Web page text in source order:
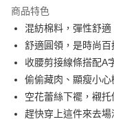
流程，驗證手機門號後，
成交易。
3.實際核准額度、可分期
4.訂單成立30分鐘內，如
法說明評估內容。
【繳款方式說明】
1.分期款項不併入電信帳
醒簡訊。
2.透過簡訊連結打開帳單
【關於「AFTEE先享後付」
AFTEE先享後付是「在收
便利好安心！
１．簡單：不需註冊會員
２．便利：只要手機號碼
３．安心：先確認商品／
【「AFTEE先享後付」結
１．於結帳方式選擇「
ATM付款
全家取貨付款
每筆NT$70，滿
付款後全家取貨
商品特色
混紡棉料，彈性舒
舒適圓領，是時尚百
收腰剪接線條搭配A
偷偷藏肉、顯瘦小心
空花蕾絲下襬，襯托
趕快穿上這件來去場